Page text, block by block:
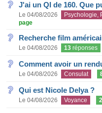
J'ai un QI de 160. Que
Le 04/08/2026 Psychologie,
page
Recherche film
Le 04/08/2026 13 réponses
Comment avoir un
Le 04/08/2026 Consulat
Qui est Nicole Delya ?
Le 04/08/2026 Voyance